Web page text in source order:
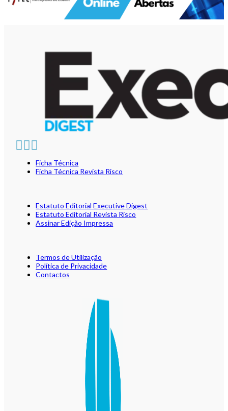
Ficha Técnica
Ficha Técnica Revista Risco
Estatuto Editorial Executive Digest
Estatuto Editorial Revista Risco
Assinar Edição Impressa
Termos de Utilização
Política de Privacidade
Contactos